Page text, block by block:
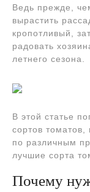
Ведь прежде,
вырастить
кропотливый,
радовать
летнего сезона.
В этой статье
сортов томатов,
по различным
лучшие сорта
Почему